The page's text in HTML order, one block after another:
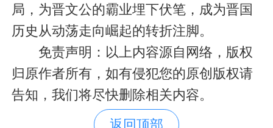
局，为晋文公的霸业埋下伏笔，成为晋国
历史从动荡走向崛起的转折注脚。
免责声明：以上内容源自网络，版权
归原作者所有，如有侵犯您的原创版权请
告知，我们将尽快删除相关内容。
返回顶部